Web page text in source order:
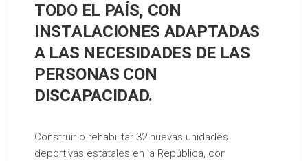
TODO EL PAÍS, CON
INSTALACIONES ADAPTADAS
A LAS NECESIDADES DE LAS
PERSONAS CON
DISCAPACIDAD.
Construir o rehabilitar 32 nuevas unidades
deportivas estatales en la República, con